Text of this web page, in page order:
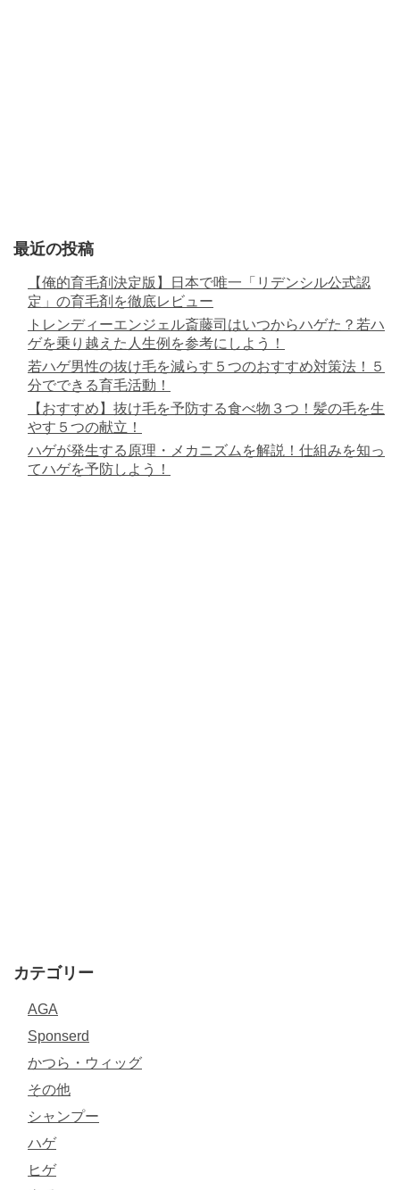
最近の投稿
【俺的育毛剤決定版】日本で唯一「リデンシル公式認
定」の育毛剤を徹底レビュー
トレンディーエンジェル斎藤司はいつからハゲた？若ハ
ゲを乗り越えた人生例を参考にしよう！
若ハゲ男性の抜け毛を減らす５つのおすすめ対策法！５
分でできる育毛活動！
【おすすめ】抜け毛を予防する食べ物３つ！髪の毛を生
やす５つの献立！
ハゲが発生する原理・メカニズムを解説！仕組みを知っ
てハゲを予防しよう！
カテゴリー
AGA
Sponserd
かつら・ウィッグ
その他
シャンプー
ハゲ
ヒゲ